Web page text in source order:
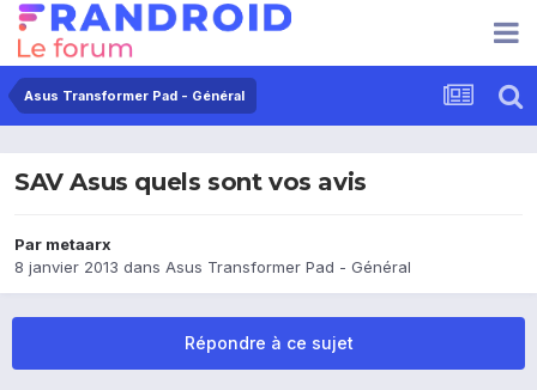
Asus Transformer Pad - Général
SAV Asus quels sont vos avis
Par metaarx
8 janvier 2013 dans Asus Transformer Pad - Général
Répondre à ce sujet